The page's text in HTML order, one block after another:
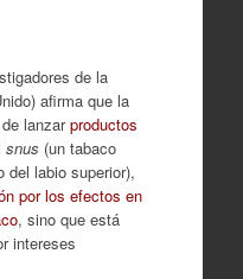
de la
afirma que la
lanzarproductos
snus (un tabaco
del labio superior),
por los efectos en
, sino que está
intereses